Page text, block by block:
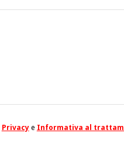
Privacye Informativa al